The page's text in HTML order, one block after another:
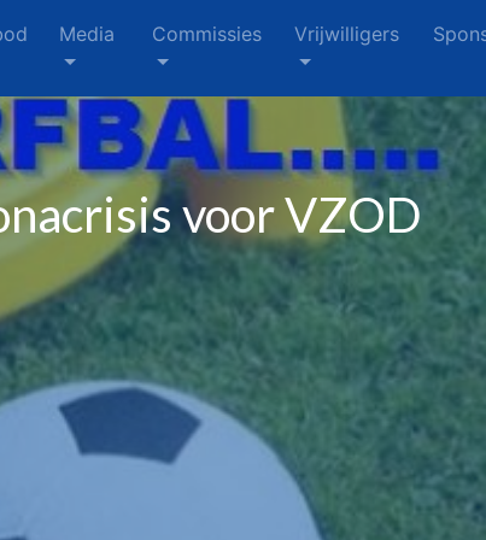
Media Commissies Vrijwilligers
voor VZOD